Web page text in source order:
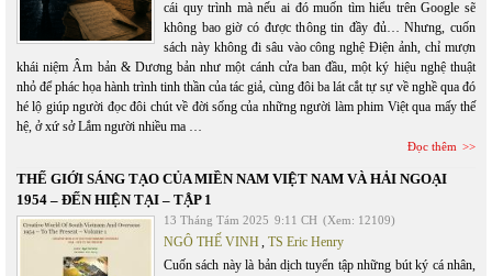
cái quy trình mà nếu ai đó muốn tìm hiểu trên Google sẽ
không bao giờ có được thông tin đầy đủ… Nhưng, cuốn
sách này không đi sâu vào công nghệ Điện ảnh, chỉ mượn
khái niệm Âm bản & Dương bản như một cánh cửa ban đầu, một ký hiệu nghệ thuật
nhỏ để phác họa hành trình tinh thần của tác giả, cùng đôi ba lát cắt tự sự về nghề qua đó
hé lộ giúp người đọc đôi chút về đời sống của những người làm phim Việt qua mấy thế
hệ, ở xứ sở Lắm người nhiều ma …
Đọc thêm
THẾ GIỚI SÁNG TẠO CỦA MIỀN NAM VIỆT NAM VÀ HẢI NGOẠI
1954 – ĐẾN HIỆN TẠI – TẬP 1
13 Tháng Tám 2025 9:11 CH (Xem: 12109)
NGÔ THẾ VINH, TS Eric Henry
Cuốn sách này là bản dịch tuyển tập những bút ký cá nhân,